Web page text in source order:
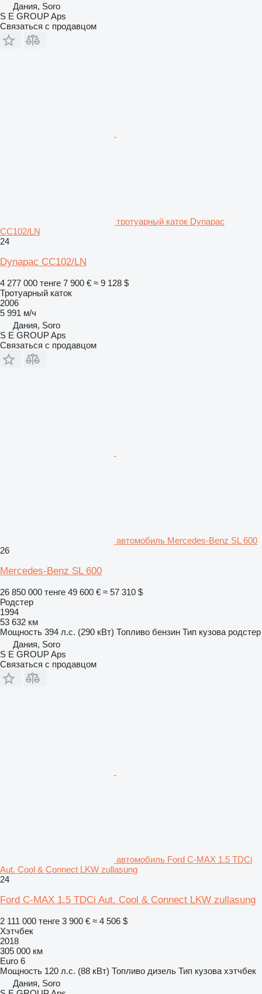
Дания, Soro
S E GROUP Aps
Связаться с продавцом
тротуарный каток Dynapac
CC102/LN
24
Dynapac CC102/LN
4 277 000 тенге 7 900 € ≈ 9 128 $
Тротуарный каток
2006
5 991 м/ч
Дания, Soro
S E GROUP Aps
Связаться с продавцом
автомобиль Mercedes-Benz SL 600
26
Mercedes-Benz SL 600
26 850 000 тенге 49 600 € ≈ 57 310 $
Родстер
1994
53 632 км
Мощность 394 л.с. (290 кВт) Топливо бензин Тип кузова родстер
Дания, Soro
S E GROUP Aps
Связаться с продавцом
автомобиль Ford C-MAX 1.5 TDCi
Aut. Cool & Connect LKW zullasung
24
Ford C-MAX 1.5 TDCi Aut. Cool & Connect LKW zullasung
2 111 000 тенге 3 900 € ≈ 4 506 $
Хэтчбек
2018
305 000 км
Euro 6
Мощность 120 л.с. (88 кВт) Топливо дизель Тип кузова хэтчбек
Дания, Soro